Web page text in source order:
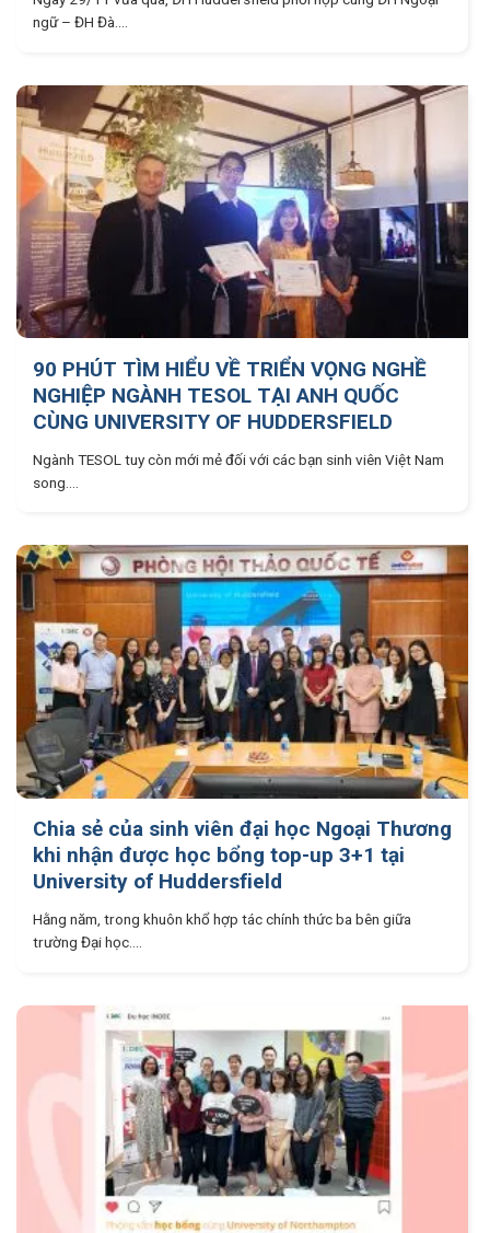
ngữ – ĐH Đà....
90 PHÚT TÌM HIỂU VỀ TRIỂN VỌNG NGHỀ
NGHIỆP NGÀNH TESOL TẠI ANH QUỐC
CÙNG UNIVERSITY OF HUDDERSFIELD
Ngành TESOL tuy còn mới mẻ đối với các bạn sinh viên Việt Nam
song....
Chia sẻ của sinh viên đại học Ngoại Thương
khi nhận được học bổng top-up 3+1 tại
University of Huddersfield
Hằng năm, trong khuôn khổ hợp tác chính thức ba bên giữa
trường Đại học....